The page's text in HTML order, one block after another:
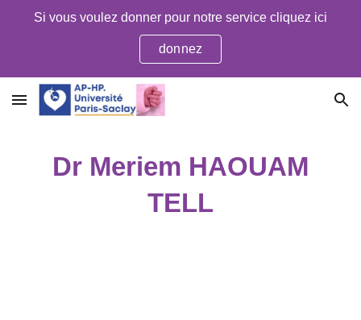
Si vous voulez donner pour notre service cliquez ici
donnez
Dr Meriem HAOUAM
TELL